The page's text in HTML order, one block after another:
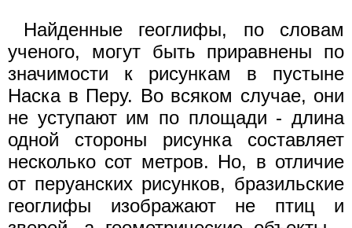
Найденные геоглифы, по словам
ученого, могут быть приравнены по
значимости к рисункам в пустыне
Наска в Перу. Во всяком случае, они
не уступают им по площади - длина
одной стороны рисунка составляет
несколько сот метров. Но, в отличие
от перуанских рисунков, бразильские
геоглифы изображают не птиц и